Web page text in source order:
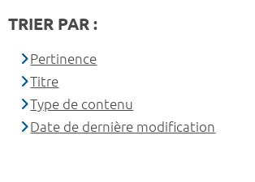
TRIER PAR :
Pertinence
Titre
Type de contenu
Date de dernière modification